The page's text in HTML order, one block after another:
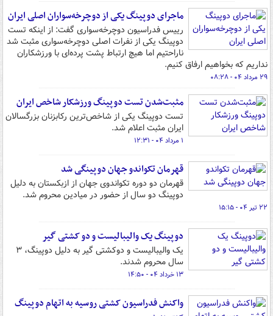
ماجرای دوپینگ یکی از دوچرخه‌سواران اصلی ایران
رییس فدراسیون دوچرخه‌سواری گفت: از اینکه تست
دوپینگ یکی از نفرات اصلی دوچرخه‌سواری مثبت شد
ناراحتیم اما هیچ ارتباط پشت پرده‌ای با ورزشکاران
نداریم که بخواهیم ارفاق کنیم.
۲۹ مرداد ۰۴ - ۰۸:۲۸
مثبت‌شدن تست دوپینگ ورزشکار شاخص ایران
تست دوپینگ یکی از شاخص‌ترین رکابزنان بزرگسالان
ایران مثبت اعلام شد.
۱ مرداد ۰۴ - ۱۲:۳۱
قهرمان تکواندو جهان دوپینگی شد
قهرمان دو دوره تکواندوی جهان از ازبکستان به دلیل
دوپینگ دو سال از حضور در میادین محروم شد.
۲۲ تیر ۰۴ - ۱۵:۱۵
دوپینگ یک والیبالیست و دو کشتی گیر
یک والیبالیست و دوکشتی گیر به دلیل دوپینگ، ۳
سال محروم شدند.
۱۳ خرداد ۰۴ - ۱۴:۵۰
واکنش فدراسیون کشتی روسیه به اتهام دوپینگ